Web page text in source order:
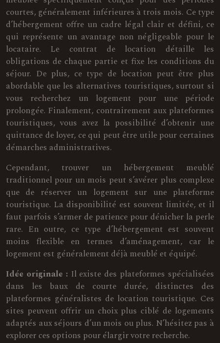
courtes, généralement inférieures à trois mois. Ce type
d’hébergement offre un cadre légal clair et défini, ce
qui représente un avantage non négligeable pour le
locataire. Le contrat de location détaille les
obligations de chaque partie et fixe les conditions du
séjour. De plus, ce type de location peut être plus
abordable que les alternatives touristiques, surtout si
vous recherchez un logement pour une période
prolongée. Finalement, contrairement aux plateformes
touristiques, vous avez la possibilité d’obtenir une
quittance de loyer, ce qui peut être utile pour certaines
démarches administratives.
Cependant, trouver un hébergement meublé
traditionnel pour un mois peut s’avérer plus complexe
que de réserver un logement sur une plateforme
touristique. La disponibilité est souvent limitée, et il
faut parfois s’armer de patience pour dénicher la perle
rare. En outre, ce type d’hébergement est souvent
moins flexible en termes d’aménagement, car le
logement est généralement déjà meublé et équipé.
Idée originale : Il existe des plateformes spécialisées
dans les baux de courte durée, distinctes des
plateformes généralistes de location touristique. Ces
sites peuvent offrir un choix plus ciblé de logements
adaptés aux séjours d’un mois ou plus. N’hésitez pas à
explorer ces options pour élargir votre recherche.